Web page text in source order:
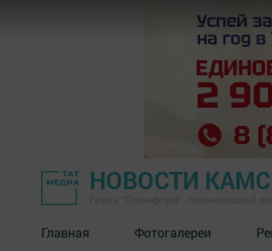
НОВОСТИ
Главная Фотогалереи